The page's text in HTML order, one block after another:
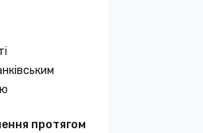
протягом